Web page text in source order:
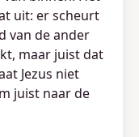
uit: er scheurt
van de ander
maar juist dat
Jezus niet
juist naar de